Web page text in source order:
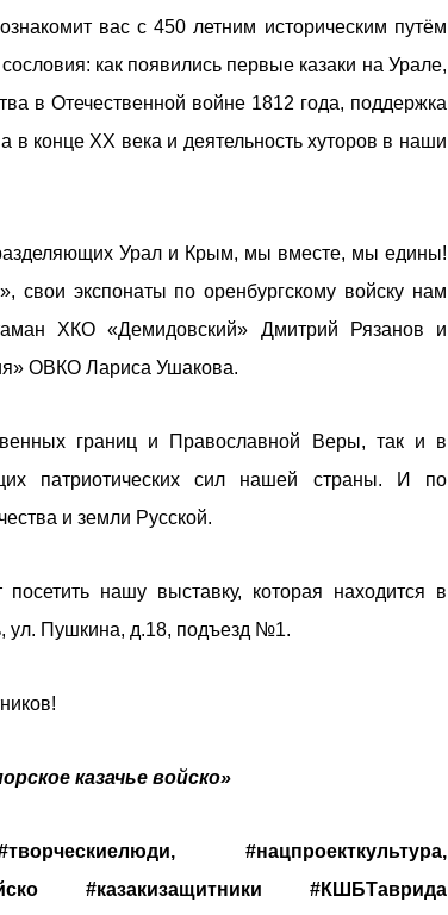
вас с 450 летним историческим путём
как появились первые казаки на Урале,
в Отечественной войне 1812 года, поддержка
конце XX века и деятельность хуторов в наши
Урал и Крым, мы вместе, мы едины!
свои экспонаты по оренбургскому войску нам
ХКО «Демидовский» Дмитрий Рязанов и
ОВКО Лариса Ушакова.
границ и Православной Веры, так и в
патриотических сил нашей страны. И по
и земли Русской.
нашу выставку, которая находится в
ул. Пушкина, д.18, подъезд №1.
казачье войско»
#нацпроекткультура,
#казакизащитники #КШБТаврида